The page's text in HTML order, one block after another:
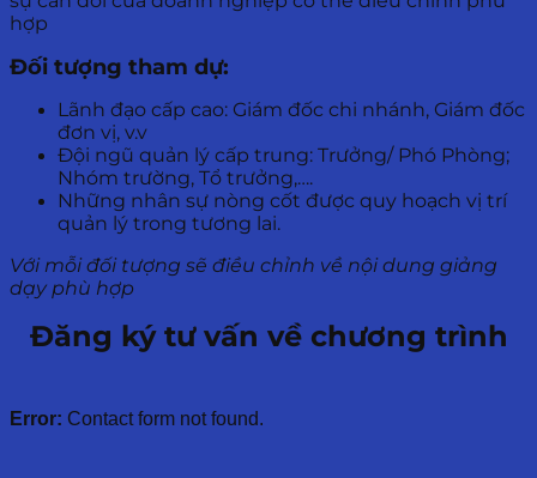
hợp
Đối tượng tham dự:
Lãnh đạo cấp cao: Giám đốc chi nhánh, Giám đốc
đơn vị, v.v
Đội ngũ quản lý cấp trung: Trưởng/ Phó Phòng;
Nhóm trường, Tổ trưởng,….
Những nhân sự nòng cốt được quy hoạch vị trí
quản lý trong tương lai.
Với mỗi đối tượng sẽ điều chỉnh về nội dung giảng
dạy phù hợp
Đăng ký tư vấn về chương trình
Error: Contact form not found.